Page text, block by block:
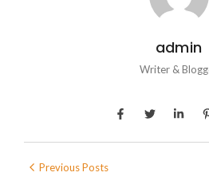
admin
Writer &
Previous Posts